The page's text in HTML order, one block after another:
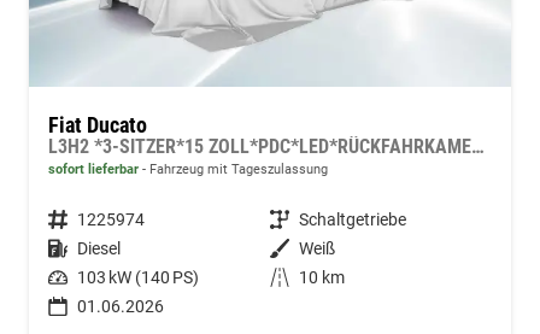
Fiat Ducato
L3H2 *3-SITZER*15 ZOLL*PDC*LED*RÜCKFAHRKAMERA*DAB*KLIMA*HECKTÜRE 260°*
sofort lieferbar Fahrzeug mit Tageszulassung
Fahrzeugnummer 1225974 Getriebe Schaltgetriebe
Kraftstoff Diesel Außenfarbe Weiß
Leistung 103 kW (140 PS) Kilometerstand
10 km
01.06.2026